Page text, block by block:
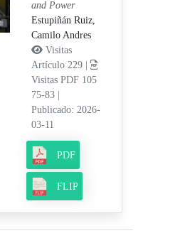
and Power
Estupiñán Ruiz,
Camilo Andres
Visitas
Artículo 229 |
Visitas PDF 105
75-83
Publicado: 2026-
03-11
PDF
FLIP